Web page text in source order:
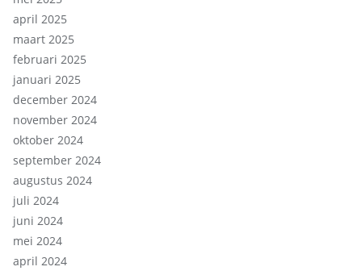
april 2025
maart 2025
februari 2025
januari 2025
december 2024
november 2024
oktober 2024
september 2024
augustus 2024
juli 2024
juni 2024
mei 2024
april 2024